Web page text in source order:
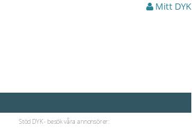
Mitt DYK
Stöd DYK - besök våra annonsörer: